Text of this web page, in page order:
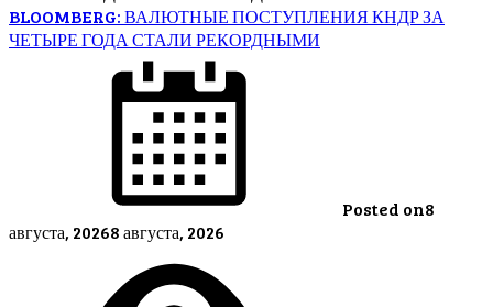
BLOOMBERG: ВАЛЮТНЫЕ ПОСТУПЛЕНИЯ КНДР ЗА
ЧЕТЫРЕ ГОДА СТАЛИ РЕКОРДНЫМИ
Posted on8
августа, 20268 августа, 2026